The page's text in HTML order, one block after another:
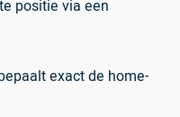
positie via een
exact de home-